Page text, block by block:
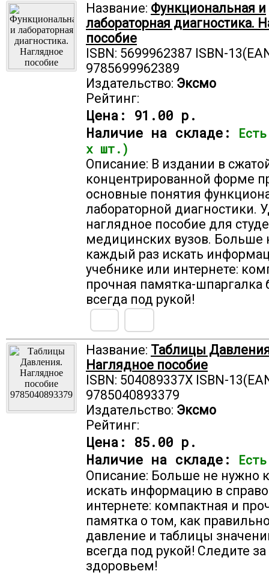
Название: Функциональная и
лабораторная диагностика.
пособие
ISBN: 5699962387 ISBN-
9785699962389
Издательство: Эксмо
Рейтинг:
Цена: 91.00 р.
Наличие на складе:
х шт.)
Описание: В издании в
концентрированной форме
основные понятия
лабораторной диагностики.
наглядное пособие для
медицинских вузов. Больше
каждый раз искать
учебнике или интернете:
прочная памятка-шпаргалка
всегда под рукой!
Название: Таблицы
Наглядное пособие
ISBN: 504089337X ISBN-
9785040893379
Издательство: Эксмо
Рейтинг:
Цена: 85.00 р.
Наличие на складе:
Описание: Больше не нужно
искать информацию в
интернете: компактная и
памятка о том, как
давление и таблицы
всегда под рукой! Следите
здоровьем!